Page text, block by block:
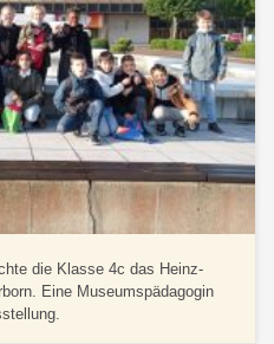
die Klasse 4c das Heinz-
Eine Museumspädagogin